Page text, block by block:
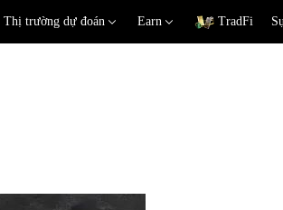
Thị trường dự đoán Earn TradFi